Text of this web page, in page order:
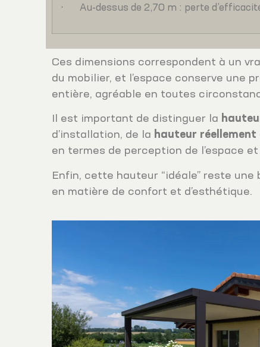
· Au-dessus de 2,70 m : perte
Ces dimensions correspondent à un
du mobilier, et l’espace conserve une
entière, agréable en toutes
Il est important de distinguer la
d’installation, de la hauteur
en termes de perception de l’espace
Enfin, cette hauteur “idéale” reste
en matière de confort et d’esthétique.